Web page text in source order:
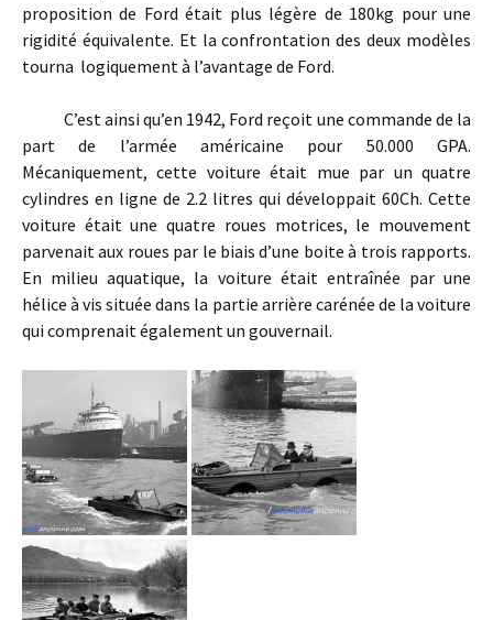
proposition de Ford était plus légère de 180kg pour une
rigidité équivalente. Et la confrontation des deux modèles
tourna logiquement à l’avantage de Ford.
C’est ainsi qu’en 1942, Ford reçoit une commande de la
part de l’armée américaine pour 50.000 GPA.
Mécaniquement, cette voiture était mue par un quatre
cylindres en ligne de 2.2 litres qui développait 60Ch. Cette
voiture était une quatre roues motrices, le mouvement
parvenait aux roues par le biais d’une boite à trois rapports.
En milieu aquatique, la voiture était entraînée par une
hélice à vis située dans la partie arrière carénée de la voiture
qui comprenait également un gouvernail.